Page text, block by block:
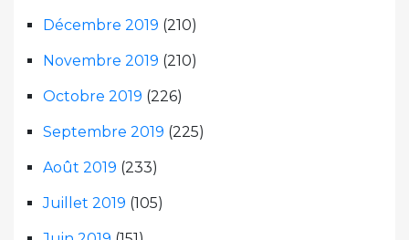
Décembre 2019 (210)
Novembre 2019 (210)
Octobre 2019 (226)
Septembre 2019 (225)
Août 2019 (233)
Juillet 2019 (105)